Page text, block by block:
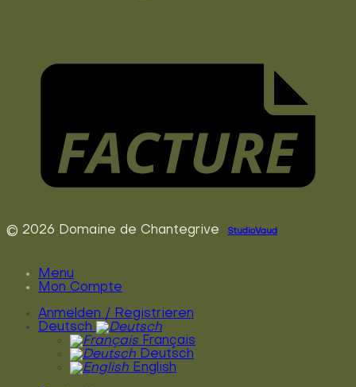
© 2026 Domaine de Chantegrive StudioVaud
Menu
Mon Compte
Anmelden / Registrieren
Deutsch
Français
Deutsch
English